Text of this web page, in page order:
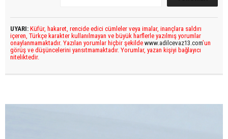
UYARI: Küfür, hakaret, rencide edici cümleler veya imalar, inançlara saldırı
içeren, Türkçe karakter kullanılmayan ve büyük harflerle yazılmış yorumlar
onaylanmamaktadır. Yazılan yorumlar hiçbir şekilde www.adilcevaz13.com’un
görüş ve düşüncelerini yansıtmamaktadır. Yorumlar, yazan kişiyi bağlayıcı
niteliktedir.